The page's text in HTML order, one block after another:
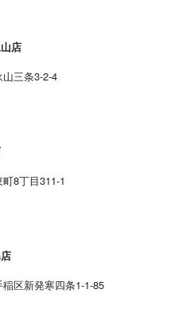
店
三条3-2-4
8丁目311-1
区新発寒四条1-1-85